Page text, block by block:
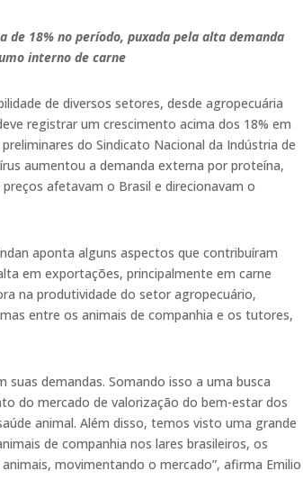
18% no período, puxada pela alta demanda
interno de carne
de diversos setores, desde agropecuária
registrar um crescimento acima dos 18% em
do Sindicato Nacional da Indústria de
aumentou a demanda externa por proteína,
afetavam o Brasil e direcionavam o
aponta alguns aspectos que contribuíram
em exportações, principalmente em carne
na produtividade do setor agropecuário,
entre os animais de companhia e os tutores,
demandas. Somando isso a uma busca
do mercado de valorização do bem-estar dos
animal. Além disso, temos visto uma grande
de companhia nos lares brasileiros, os
movimentando o mercado”, afirma Emilio